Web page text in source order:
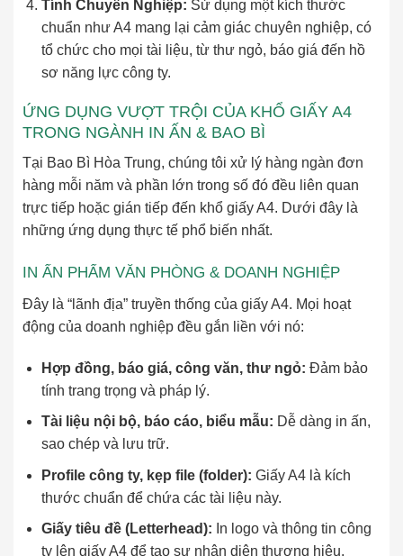
Tính Chuyên Nghiệp: Sử dụng một kích thước
chuẩn như A4 mang lại cảm giác chuyên nghiệp, có
tổ chức cho mọi tài liệu, từ thư ngỏ, báo giá đến hồ
sơ năng lực công ty.
ỨNG DỤNG VƯỢT TRỘI CỦA KHỔ GIẤY A4
TRONG NGÀNH IN ẤN & BAO BÌ
Tại Bao Bì Hòa Trung, chúng tôi xử lý hàng ngàn đơn
hàng mỗi năm và phần lớn trong số đó đều liên quan
trực tiếp hoặc gián tiếp đến khổ giấy A4. Dưới đây là
những ứng dụng thực tế phổ biến nhất.
IN ẤN PHẨM VĂN PHÒNG & DOANH NGHIỆP
Đây là “lãnh địa” truyền thống của giấy A4. Mọi hoạt
động của doanh nghiệp đều gắn liền với nó:
Hợp đồng, báo giá, công văn, thư ngỏ: Đảm bảo
tính trang trọng và pháp lý.
Tài liệu nội bộ, báo cáo, biểu mẫu: Dễ dàng in ấn,
sao chép và lưu trữ.
Profile công ty, kẹp file (folder): Giấy A4 là kích
thước chuẩn để chứa các tài liệu này.
Giấy tiêu đề (Letterhead): In logo và thông tin công
ty lên giấy A4 để tạo sự nhận diện thương hiệu.